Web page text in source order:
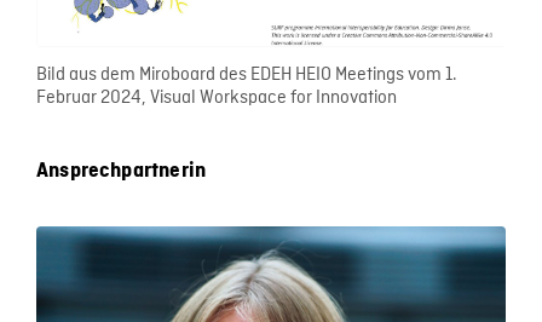
Bild aus dem Miroboard des EDEH HEIO Meetings vom 1.
Februar 2024, Visual Workspace for Innovation
Ansprechpartnerin